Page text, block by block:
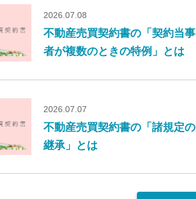
2026.07.08
不動産売買契約書の「契約当事
者が複数のときの特例」とは
2026.07.07
不動産売買契約書の「諸規定の
継承」とは